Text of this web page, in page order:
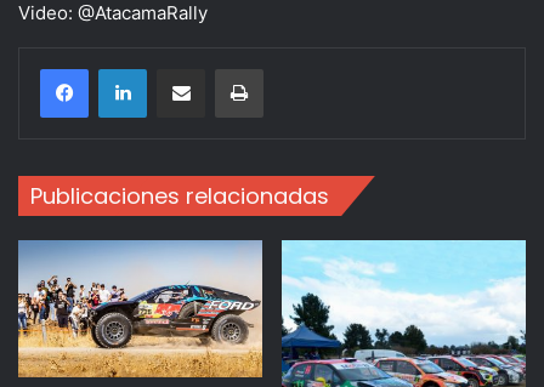
Video: @AtacamaRally
Compartir por correo electrónicoImprimir
Publicaciones relacionadas